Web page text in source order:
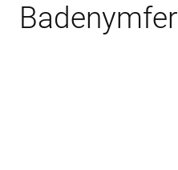
Badenymfer